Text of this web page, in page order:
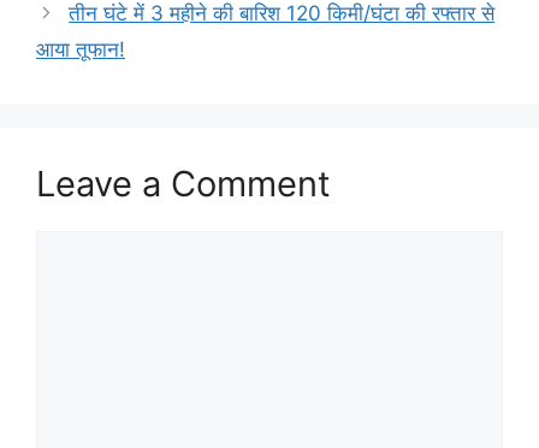
तीन घंटे में 3 महीने की बारिश 120 किमी/घंटा की रफ्तार से
आया तूफान!
Leave a Comment